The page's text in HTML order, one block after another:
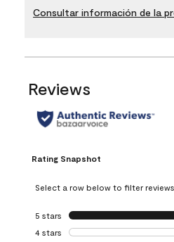
Consultar información de la
Reviews
Rating Snapshot
Select a row below to filter reviews.
5 stars stars
4 stars stars